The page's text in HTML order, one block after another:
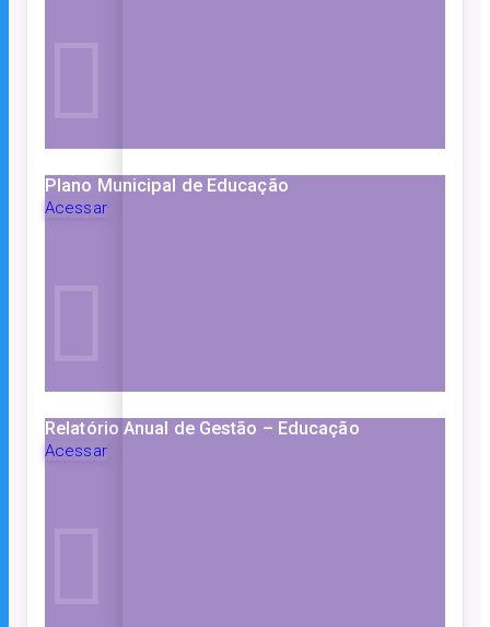
Plano Municipal de Educação
Acessar
Relatório Anual de Gestão – Educação
Acessar